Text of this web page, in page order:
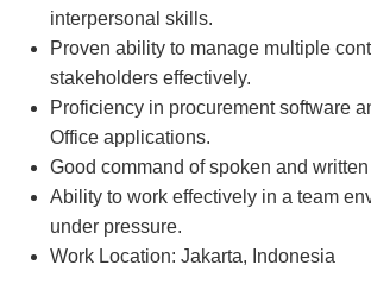
interpersonal skills.
Proven ability to manage multiple
stakeholders effectively.
Proficiency in procurement software
Office applications.
Good command of spoken and
Ability to work effectively in a team
under pressure.
Work Location: Jakarta, Indonesia